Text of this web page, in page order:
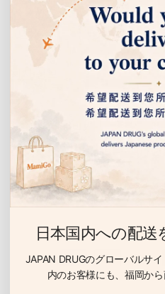
퀵클 와이퍼와 함께 사용할 수 있
호환성
퀵클 와이퍼의 표준 시트용 홀더에
매일 바닥 청소에 최적
일상 사용
화학 약품을 사용하지 않은 드라이
소에 안심하고 사용할 수 있습니다.
간편하고 경제적
가성비
시트 교체가 간단하며, 전용 홀더를
日本国内への配送
JAPAN DRUGのグローバルサイ
内のお客様にも、福岡から
고객센터
선물, 할인 이벤트 등을 누구보다
이
일